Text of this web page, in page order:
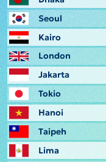
Seoul
Kairo
London
Jakarta
Tokio
Hanoi
Taipeh
Lima